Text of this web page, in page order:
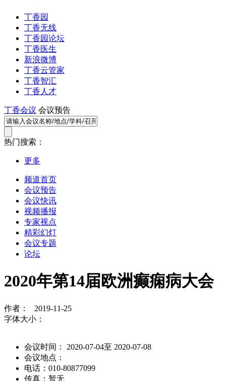
丁香园
丁香无线
丁香园论坛
丁香医生
新浪微博
丁香云管家
丁香智汇
丁香人才
丁香会议 会议预告
热门搜索：
更多
频道首页
会议预告
会议快讯
视频播报
专家视点
精彩幻灯
会议专题
论坛
2020年第14届欧洲癫痫病大会
作者： 2019-11-25
字体大小：
会议时间： 2020-07-04至 2020-07-08
会议地点：
电话：010-80877099
传真：暂无